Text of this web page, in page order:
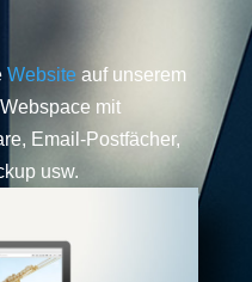
Website auf unserem
mit
Email-Postfächer,
usw.